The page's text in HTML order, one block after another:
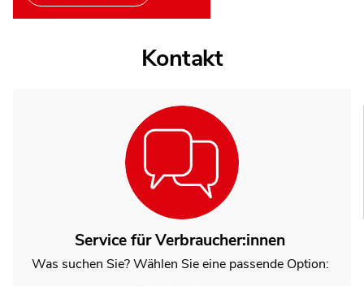
Kontakt
Service für Verbraucher:innen
Was suchen Sie? Wählen Sie eine passende Option: